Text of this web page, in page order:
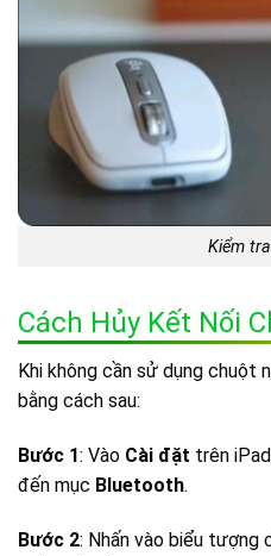
Kiểm
Cách Hủy Kết Nối
Khi không cần sử dụng chuột
bằng cách sau:
Bước 1: Vào Cài đặt trên
đến mục Bluetooth.
Bước 2: Nhấn vào biểu tượng